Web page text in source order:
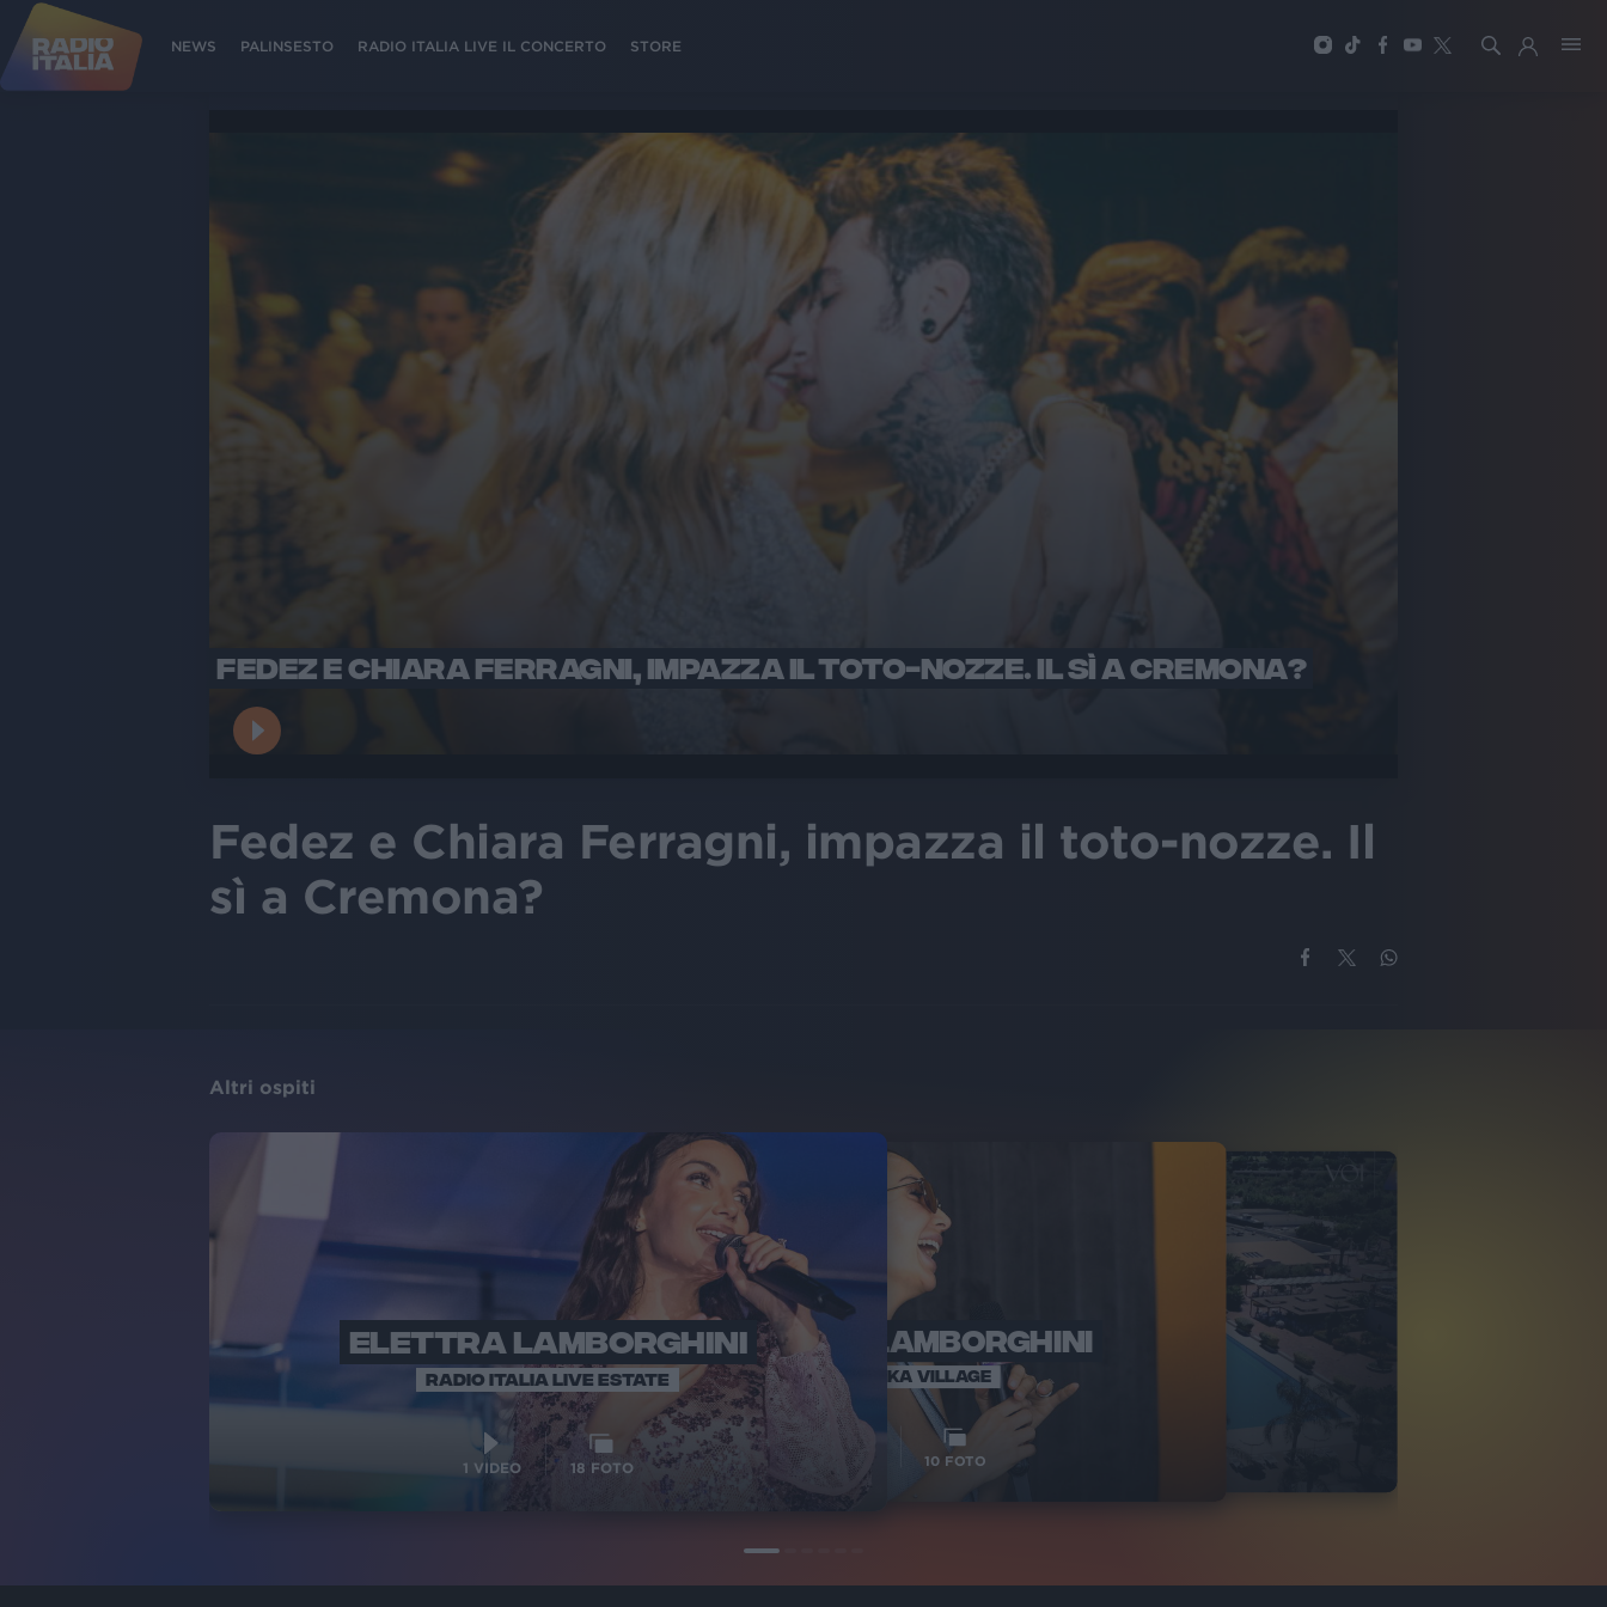
NEWS PALINSESTO RADIO ITALIA LIVE IL CONCERTO STORE
FEDEZ E CHIARA FERRAGNI, IMPAZZA IL TOTO-NOZZE. IL SÌ A CREMONA?
Fedez e Chiara Ferragni, impazza il toto-nozze. Il
sì a Cremona?
Altri ospiti
ELETTRA LAMBORGHINI
RADIO ITALIA LIVE ESTATE
1 VIDEO 18 FOTO
ELETTRA LAMBORGHINI
VOI TANKA VILLAGE
10 FOTO
RADIO ITALIA
VOI TANKA VILLAGE